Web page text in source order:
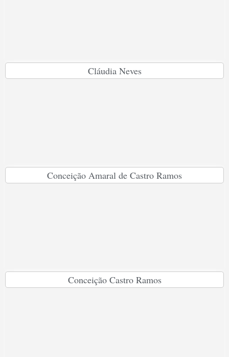
Cláudia Neves
Conceição Amaral de Castro Ramos
Conceição Castro Ramos